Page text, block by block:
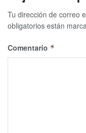
Tu dirección de correo
obligatorios están
Comentario *